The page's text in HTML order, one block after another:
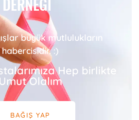
büyük mutlulukların
habercisidir. :)
Hep birlikte
Umut Olalım
BAĞIŞ YAP